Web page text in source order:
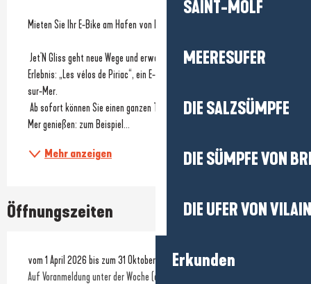
SAINT-MOLF
MEERESUFER
DIE SALZSÜMPFE
DIE SÜMPFE VON
DIE UFER VON
Erkunden
Beschreibung
Mieten Sie Ihr E-Bike am Hafen von Piriac-sur-Mer!
Erlebnis: „Les vélos de Piriac“, ein E-Bike-Verleih am Hafen von Piriac-
sur-Mer.
Mer genießen: zum Beispiel...
Mehr anzeigen
Öffnungszeiten
vom 1 April 2026 bis zum 31 Oktober 2026
Auf Voranmeldung unter der Woche (außer im Juli und August)